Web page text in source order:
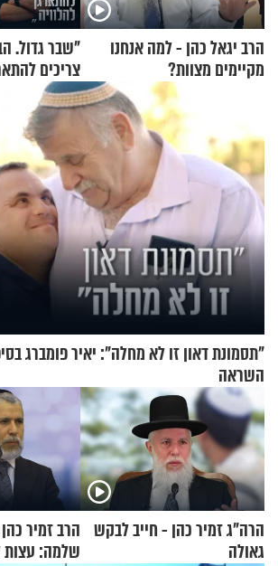
הרב יגאל כהן - למה אנחנו
מקיימים מצוות?
"שבר גדול.
צריכים
זוגיות
וגד דנינו
"תסמונת דאון זו לא מחלה": יאיר פומברג
השראה
הרה"ג זמיר כהן - חייב לבקש
גאולה
הרב זמיר
שלמה: עצות